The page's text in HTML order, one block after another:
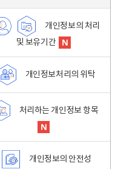
개인정보의 처리
및 보유기간
개인정보처리의 위탁
처리하는 개인정보 항목
개인정보의 안전성